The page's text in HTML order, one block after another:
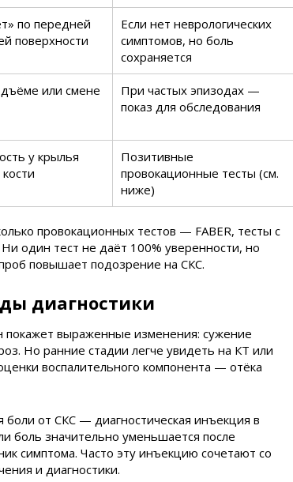
по передней
поверхности
Если нет неврологических
симптомов, но боль
сохраняется
или смене
При частых эпизодах —
показ для обследования
у крылья
Позитивные
провокационные тесты (см.
ниже)
провокационных тестов — FABER, тесты с
один тест не даёт 100% уверенности, но
повышает подозрение на СКС.
диагностики
выраженные изменения: сужение
Но ранние стадии легче увидеть на КТ или
воспалительного компонента — отёка
от СКС — диагностическая инъекция в
боль значительно уменьшается после
симптома. Часто эту инъекцию сочетают со
и диагностики.